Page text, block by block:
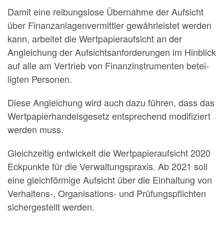
Damit eine reibungslose Übernahme der Aufsicht
über Finanzanlagenvermittler gewährleistet werden
kann, arbeitet die Wertpapieraufsicht an der
Angleichung der Aufsichtsanforderungen im Hinblick
auf alle am Vertrieb von Finanzinstrumenten betei­
ligten Personen.
Diese Angleichung wird auch dazu führen, dass das
Wertpapierhandelsgesetz entspre­chend modifiziert
werden muss.
Gleichzeitig entwi­ckelt die Wertpapieraufsicht 2020
Eckpunkte für die Verwaltungspraxis. Ab 2021 soll
eine gleichförmige Aufsicht über die Einhaltung von
Verhaltens-, Organisations- und Prüfungspflichten
sichergestellt werden.